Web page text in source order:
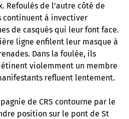
Refoulés de l’autre côté de
continuent à invectiver
de casqués qui leur font face.
ligne enfilent leur masque à
Dans la foulée, ils
violemment un membre
refluent lentement.
de CRS contourne par le
position sur le pont de St